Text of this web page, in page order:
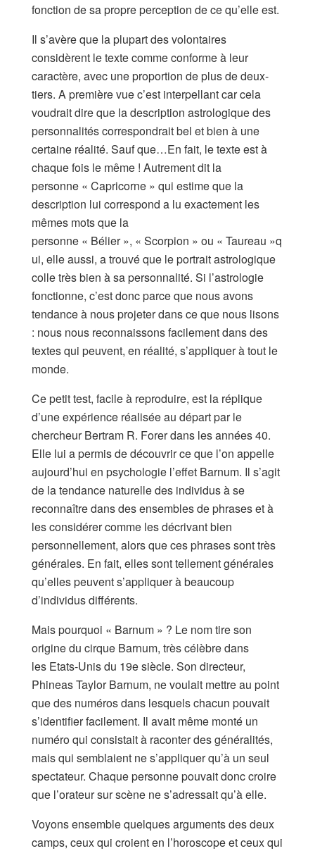
fonction de sa propre perception de ce qu’elle est.
Il s’avère que la plupart des volontaires
considèrent le texte comme conforme à leur
caractère, avec une proportion de plus de deux-
tiers. A première vue c’est interpellant car cela
voudrait dire que la description astrologique des
personnalités correspondrait bel et bien à une
certaine réalité. Sauf que…En fait, le texte est à
chaque fois le même ! Autrement dit la
personne « Capricorne » qui estime que la
description lui correspond a lu exactement les
mêmes mots que la
personne « Bélier », « Scorpion » ou « Taureau »q
ui, elle aussi, a trouvé que le portrait astrologique
colle très bien à sa personnalité. Si l’astrologie
fonctionne, c’est donc parce que nous avons
tendance à nous projeter dans ce que nous lisons
: nous nous reconnaissons facilement dans des
textes qui peuvent, en réalité, s’appliquer à tout le
monde.
Ce petit test, facile à reproduire, est la réplique
d’une expérience réalisée au départ par le
chercheur Bertram R. Forer dans les années 40.
Elle lui a permis de découvrir ce que l’on appelle
aujourd’hui en psychologie l’effet Barnum. Il s’agit
de la tendance naturelle des individus à se
reconnaître dans des ensembles de phrases et à
les considérer comme les décrivant bien
personnellement, alors que ces phrases sont très
générales. En fait, elles sont tellement générales
qu’elles peuvent s’appliquer à beaucoup
d’individus différents.
Mais pourquoi « Barnum » ? Le nom tire son
origine du cirque Barnum, très célèbre dans
les Etats-Unis du 19e siècle. Son directeur,
Phineas Taylor Barnum, ne voulait mettre au point
que des numéros dans lesquels chacun pouvait
s’identifier facilement. Il avait même monté un
numéro qui consistait à raconter des généralités,
mais qui semblaient ne s’appliquer qu’à un seul
spectateur. Chaque personne pouvait donc croire
que l’orateur sur scène ne s’adressait qu’à elle.
Voyons ensemble quelques arguments des deux
camps, ceux qui croient en l’horoscope et ceux qui